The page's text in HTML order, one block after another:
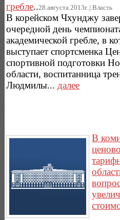
гребле..28.августа.2013г..|.Власть
В корейском Чхунджу
очередной день
академической гребле, в
выступает спортсменка
спортивной подготовки
области, воспитанница
Людмилы... далее
В